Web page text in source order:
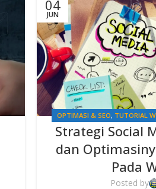
04
JUN
OPTIMASI & SEO, TUTORIAL
Strategi Social
dan
Pada
Posted by